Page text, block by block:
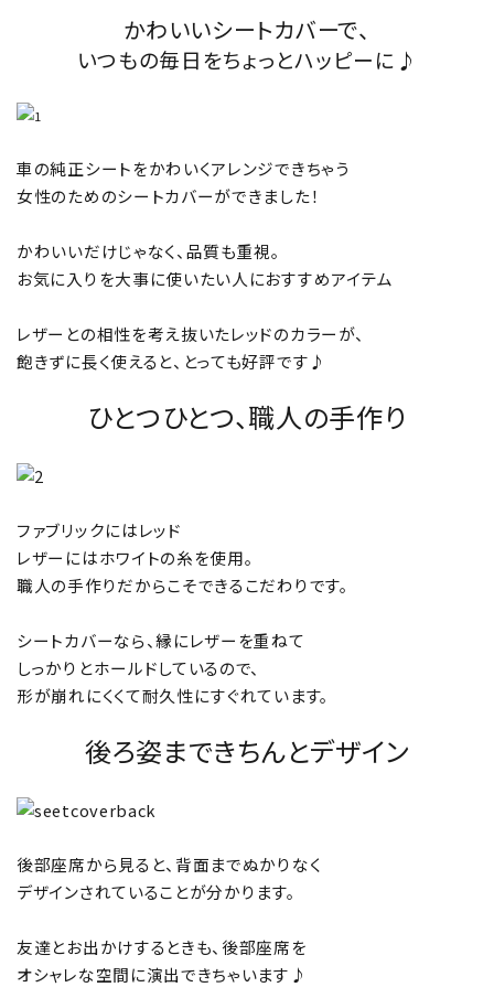
かわいいシートカバーで、
いつもの毎日をちょっとハッピーに♪
車の純正シートをかわいくアレンジできちゃう
女性のためのシートカバーができました！
かわいいだけじゃなく、品質も重視。
お気に入りを大事に使いたい人におすすめアイテム
レザーとの相性を考え抜いたレッドのカラーが、
飽きずに長く使えると、とっても好評です♪
ひとつひとつ、職人の手作り
ファブリックにはレッド
レザーにはホワイトの糸を使用。
職人の手作りだからこそできるこだわりです。
シートカバーなら、縁にレザーを重ねて
しっかりとホールドしているので、
形が崩れにくくて耐久性にすぐれています。
後ろ姿まできちんとデザイン
後部座席から見ると、背面までぬかりなく
デザインされていることが分かります。
友達とお出かけするときも、後部座席を
オシャレな空間に演出できちゃいます♪